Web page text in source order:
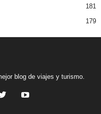
181
179
blog de viajes y turismo.